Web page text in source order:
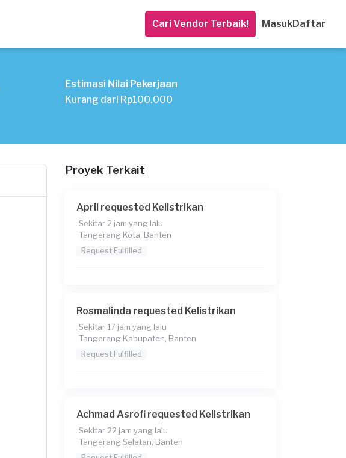
Cari Vendor Terbaik! MasukDaftar
Estimasi Nilai Pekerjaan
Kurang dari Rp100.000
Proyek Terkait
April requested Kelistrikan
Sekitar 2 jam yang lalu
Tangerang Kota, Banten
Request Fulfilled
Rosmalinda requested Kelistrikan
Sekitar 17 jam yang lalu
Tangerang Kabupaten, Banten
Request Fulfilled
Achmad Asrofi requested Kelistrikan
Sekitar 22 jam yang lalu
Tangerang Selatan, Banten